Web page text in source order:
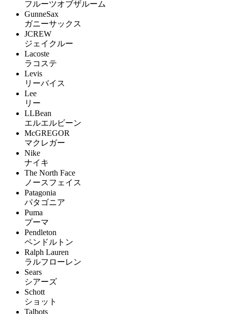
フルーツオブザルーム
GunneSax
ガニーサックス
JCREW
ジェイクルー
Lacoste
ラコステ
Levis
リーバイス
Lee
リー
LLBean
エルエルビーン
McGREGOR
マクレガー
Nike
ナイキ
The North Face
ノースフェイス
Patagonia
パタゴニア
Puma
プーマ
Pendleton
ペンドルトン
Ralph Lauren
ラルフローレン
Sears
シアーズ
Schott
ショット
Talbots